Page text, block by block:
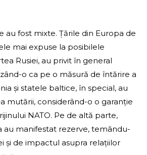
au fost mixte. Țările din Europa de
mai expuse la posibilele
Rusiei, au privit în general
o ca pe o măsură de întărire a
și statele baltice, în special, au
mutării, considerând-o o garanție
NATO. Pe de altă parte,
au manifestat rezerve, temându-
și de impactul asupra relațiilor